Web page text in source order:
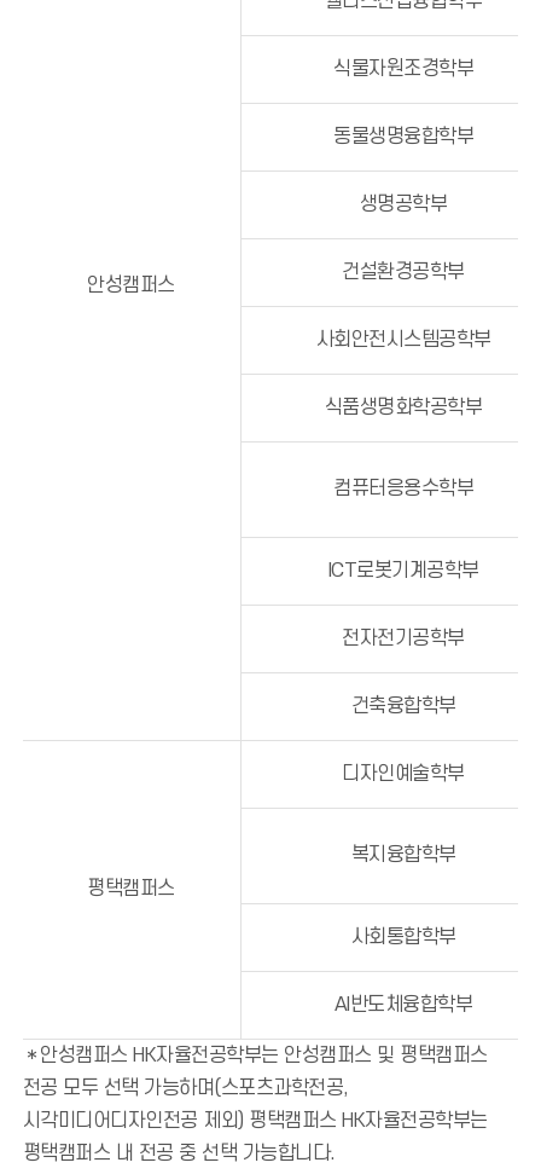
안성캠퍼스
식물자원조경학부
동물생명융합학부
생명공학부
건설환경공학부
사회안전시스템공학부
식품생명화학공학부
컴퓨터응용수학부
ICT로봇기계공학부
전자전기공학부
건축융합학부
평택캠퍼스
디자인예술학부
복지융합학부
사회통합학부
AI반도체융합학부
＊안성캠퍼스 HK자율전공학부는 안성캠퍼스 및 평택캠퍼스
전공 모두 선택 가능하며(스포츠과학전공,
시각미디어디자인전공 제외) 평택캠퍼스 HK자율전공학부는
평택캠퍼스 내 전공 중 선택 가능합니다.